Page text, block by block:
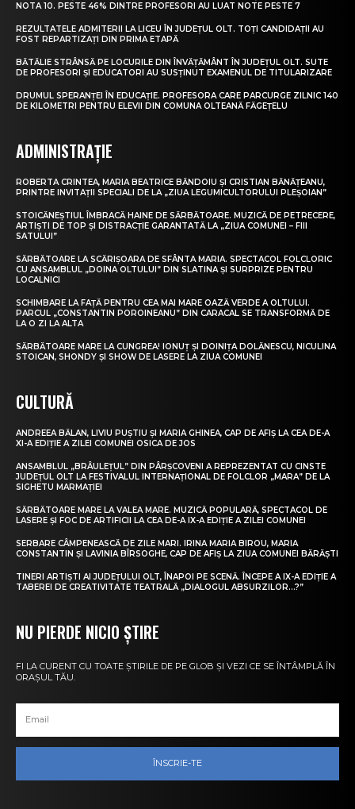
NOTA 10. PESTE 46% DINTRE PROFESORI AU LUAT NOTE PESTE 7
REZULTATELE ADMITERII LA LICEU ÎN JUDEȚUL OLT. TOȚI CANDIDAȚII AU
FOST REPARTIZAȚI DIN PRIMA ETAPĂ
BĂTĂLIE STRÂNSĂ PE LOCURILE DIN ÎNVĂȚĂMÂNT ÎN JUDEȚUL OLT. SUTE
DE PROFESORI ȘI EDUCATORI AU SUSȚINUT EXAMENUL DE TITULARIZARE
DRUMUL SPERANȚEI ÎN EDUCAȚIE. PROFESORA CARE PARCURGE ZILNIC 140
DE KILOMETRI PENTRU ELEVII DIN COMUNA OLTEANĂ FĂGEȚELU
ADMINISTRAȚIE
ROBERTA CRINTEA, MARIA BEATRICE BĂNDOIU ȘI CRISTIAN BĂNĂȚEANU,
PRINTRE INVITAȚII SPECIALI DE LA „ZIUA LEGUMICULTORULUI PLEȘOIAN”
STOICĂNEȘTIUL ÎMBRACĂ HAINE DE SĂRBĂTOARE. MUZICĂ DE PETRECERE,
ARTIȘTI DE TOP ȘI DISTRACȚIE GARANTATĂ LA „ZIUA COMUNEI – FIII
SATULUI”
SĂRBĂTOARE LA SCĂRIȘOARA DE SFÂNTA MARIA. SPECTACOL FOLCLORIC
CU ANSAMBLUL „DOINA OLTULUI” DIN SLATINA ȘI SURPRIZE PENTRU
LOCALNICI
SCHIMBARE LA FAȚĂ PENTRU CEA MAI MARE OAZĂ VERDE A OLTULUI.
PARCUL „CONSTANTIN POROINEANU” DIN CARACAL SE TRANSFORMĂ DE
LA O ZI LA ALTA
SĂRBĂTOARE MARE LA CUNGREA! IONUȚ ȘI DOINIȚA DOLĂNESCU, NICULINA
STOICAN, SHONDY ȘI SHOW DE LASERE LA ZIUA COMUNEI
CULTURĂ
ANDREEA BĂLAN, LIVIU PUȘTIU ȘI MARIA GHINEA, CAP DE AFIȘ LA CEA DE-A
XI-A EDIȚIE A ZILEI COMUNEI OSICA DE JOS
ANSAMBLUL „BRÂULEȚUL” DIN PÂRȘCOVENI A REPREZENTAT CU CINSTE
JUDEȚUL OLT LA FESTIVALUL INTERNAȚIONAL DE FOLCLOR „MARA” DE LA
SIGHETU MARMAȚIEI
SĂRBĂTOARE MARE LA VALEA MARE. MUZICĂ POPULARĂ, SPECTACOL DE
LASERE ȘI FOC DE ARTIFICII LA CEA DE-A IX-A EDIȚIE A ZILEI COMUNEI
SERBARE CÂMPENEASCĂ DE ZILE MARI. IRINA MARIA BIROU, MARIA
CONSTANTIN ȘI LAVINIA BÎRSOGHE, CAP DE AFIȘ LA ZIUA COMUNEI BĂRĂȘTI
TINERI ARTIȘTI AI JUDEȚULUI OLT, ÎNAPOI PE SCENĂ. ÎNCEPE A IX-A EDIȚIE A
TABEREI DE CREATIVITATE TEATRALĂ „DIALOGUL ABSURZILOR…?”
NU PIERDE NICIO ȘTIRE
FI LA CURENT CU TOATE ȘTIRILE DE PE GLOB ȘI VEZI CE SE ÎNTÂMPLĂ ÎN
ORAȘUL TĂU.
ÎNSCRIE-TE